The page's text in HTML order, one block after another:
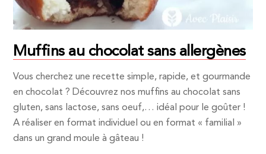
Muffins au chocolat sans allergènes
Vous cherchez une recette simple, rapide, et gourmande
en chocolat ? Découvrez nos muffins au chocolat sans
gluten, sans lactose, sans oeuf,… idéal pour le goûter !
A réaliser en format individuel ou en format « familial »
dans un grand moule à gâteau !